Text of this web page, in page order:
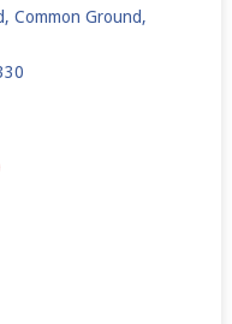
Common Ground,